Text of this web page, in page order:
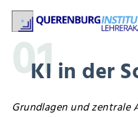
KI in der
01
Grundlagen und zentrale